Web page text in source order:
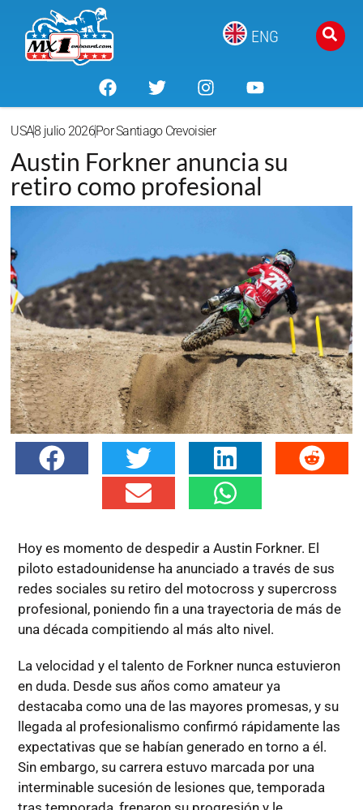
ENG
USA8 julio 2026PorSantiago Crevoisier
Austin Forkner anuncia su
retiro como profesional
Hoy es momento de despedir a Austin Forkner. El
piloto estadounidense ha anunciado a través de sus
redes sociales su retiro del motocross y supercross
profesional, poniendo fin a una trayectoria de más de
una década compitiendo al más alto nivel.
La velocidad y el talento de Forkner nunca estuvieron
en duda. Desde sus años como amateur ya
destacaba como una de las mayores promesas, y su
llegada al profesionalismo confirmó rápidamente las
expectativas que se habían generado en torno a él.
Sin embargo, su carrera estuvo marcada por una
interminable sucesión de lesiones que, temporada